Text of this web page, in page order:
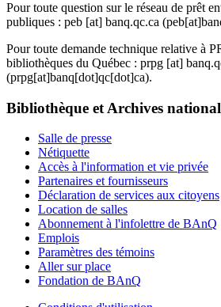
Pour toute question sur le réseau de prêt
publiques : peb [at] banq.qc.ca
Pour toute demande technique relative à
bibliothèques du Québec : prpg [at]
(prpg[at]banq[dot]qc[dot]ca).
Bibliothèque et Archives
Salle de presse
Nétiquette
Accès à l'information et vie privée
Partenaires et fournisseurs
Déclaration de services aux citoyens
Location de salles
Abonnement à l'infolettre de BAnQ
Emplois
Paramètres des témoins
Aller sur place
Fondation de BAnQ